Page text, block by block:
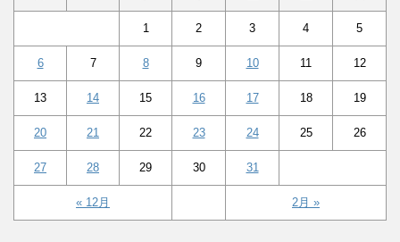
« 12月 2月 »
1 2 3 4 5
6 7 8 9 10 11 12
13 14 15 16 17 18 19
20 21 22 23 24 25 26
27 28 29 30 31